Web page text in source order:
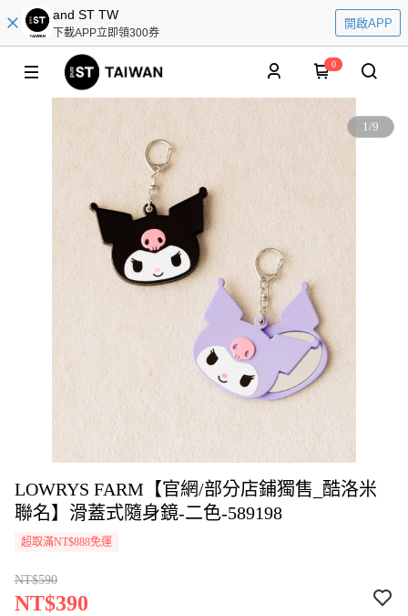
and ST TW
下載APP立即領300券
開啟APP
0
1/9
LOWRYS FARM【官網/部分店鋪獨售_酷洛米
聯名】滑蓋式隨身鏡-二色-589198
超取滿NT$888免運
NT$590
NT$390